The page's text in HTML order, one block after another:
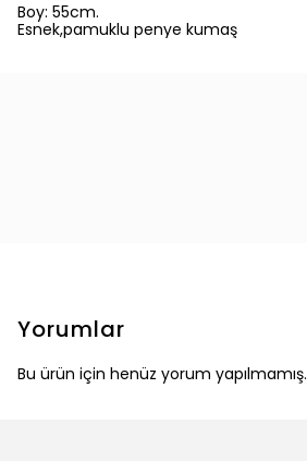
Boy: 55cm.
Esnek,pamuklu penye kumaş
Yorumlar
Bu ürün için henüz yorum yapılmamış.